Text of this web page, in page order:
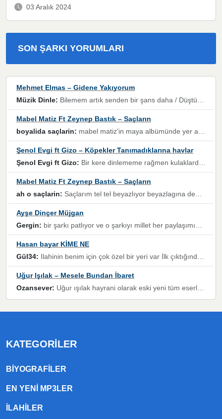
03 Aralık 2024
SON ŞARKI YORUMLARI
Mehmet Elmas – Gidene Yakıyorum
Müzik Dinle: Bilemem artık senden bir şans daha / Düştüğün zaman ben olmayacağım yanında” dizeleri, artık geçmişin tekrarına izin verilmeyeceğini, kişisel sınırların çizildiğini gösteriyor.
Mabel Matiz Ft Zeynep Bastık – Saçların
boyalida saçlarin: mabel matiz'in maya albümünde yer alan güzellerden. parça da şarkı hani! müzikal altyapısına vurulduğum, sözlerinde kaybolduğum bir parça olmuş.
Şenol Evgi ft Gizo – Köpekler Tanımadıklarına havlar
Şenol Evgi ft Gizo: Bir kere dinlememe rağmen kulaklardan gitmiyor sen sen sen sen kurban ol sen sen sen sen hayran ol yükses ses müzik dinleme sebebisiniz canlar bomba gibi patladınız maşallah
Mabel Matiz Ft Zeynep Bastık – Saçların
ah o saçlarin: Saçlarım tel tel beyazlıyor beyazlagına degil yanımda sen yoksun ona üzülüyorum günler bir bir geçiyor geçen günlere değil sensiz geçen günlere darılıyorum,Dinledikce asla kavusamayacagim ama asla unutamicagim sevdiğim adam için yanar içim
Ayşe Dinçer Müjgan
Gergin: bir şarkı patlıyor ve o şarkıyı millet her paylaşımın altına koyuyor ve öyle bir durum hal alıyor ki şarkıyı dinlemeden şarkıdan bikıyorsun Ama bu enteresan bir şekilde dillere dolanıyor millet olarak seviyoruz dertlerle boğuşurken bir yandan da göbek atmayi))) diyeceklerim bu kadar güzel hoş bir sayfa emeğinize sağlık arkadaşlar kolay gelsin
Hasan bayar KİME NE
Gül34: Ilahinin benim için çok özel bir yeri var İlk çıktığında komşum ne kadar yüksek sesle dinliyorsa orada duymuştum ve YouTube'dan aratıp Bu ilahiyi bulmuştum ve sonra müdavimi oldum günlük Ben de 3-5 kere dinleyip ezberleyip artık ilahiye bende eşlik ediyorum yüksek sesle Allah razı olsun hizmet nimettir Rabbim sizin zahmetlerinize de hayırlı nimetler versin Selam ve dua ile Allah'a emanet olun
Uğur Işılak – Mesele Bundan İbaret
Ozansever: Uğur ışılak hayrani olarak eski yeni tüm eserlerini keyifle huzurla dinleyenlerden birisiyim, emeğine saygı duyan gönül veren bunu en güzel şekilde sevenlerine ulaştıran siz değerli sayfa yöneticilerine de teşekkür ederim
KATEGORILER
BIYOGRAFILER
EN YENI MP3LER
ILAHILER